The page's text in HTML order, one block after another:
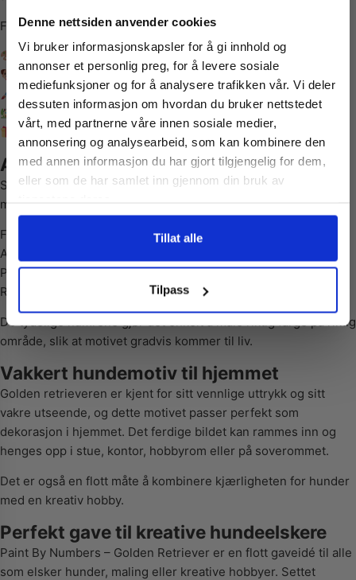
Denne nettsiden anvender cookies
Vi bruker informasjonskapsler for å gi innhold og
annonser et personlig preg, for å levere sosiale
mediefunksjoner og for å analysere trafikken vår. Vi deler
dessuten informasjon om hvordan du bruker nettstedet
vårt, med partnerne våre innen sosiale medier,
annonsering og analysearbeid, som kan kombinere den
med annen informasjon du har gjort tilgjengelig for dem,
eller som de har samlet inn gjennom din bruk av
Tillat alle
Tilpass
Fordeler med Paint By Numbers:
Enkel og avslappende hobbyaktivitet
Detaljrikt motiv av en golden retriever
Passer for både nybegynnere og voksne
Flott veggdekor når bildet er ferdig
Perfekt gave til hundeelskere
Alt du trenger følger med
Settet inneholder alt du trenger for å komme i gang med
maleprosjektet:
Ferdig oppmerket lerret
Akrylmaling i nummererte beholdere
Pensler i ulike størrelser
Referanseark til motivet
De tydelige numrene gjør det enkelt å male riktig farge på riktig
område, slik at motivet gradvis kommer til liv.
Vakkert hundemotiv til hjemmet
Golden retrieveren er kjent for sitt vennlige uttrykk og sitt
vakre utseende, og dette motivet passer perfekt som
dekorasjon i hjemmet. Det ferdige bildet kan rammes inn og
henges opp i stue, kontor, hobbyrom eller på soverommet.
Det er også en flott måte å kombinere kjærligheten for hunder
med en kreativ hobby.
Perfekt gave til kreative hundeelskere
Paint By Numbers – Golden Retriever er en flott gaveidé til alle
som elsker hunder, maling eller kreative hobbyer. Settet
Vil du ha
10% Rabatt?
Meld deg på vårt nyhetsbrev og motta
gode tilbud og produktinformasjon fra
oss¢!
Ja takk, jeg er med
Nei takk! Jeg betaler fullpris